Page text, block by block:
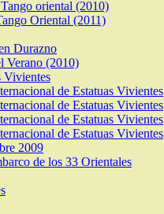
oriental (2010)
Oriental (2011)
Durazno
Verano (2010)
Vivientes
de Estatuas Vivientes
de Estatuas Vivientes
de Estatuas Vivientes
de Estatuas Vivientes
2009
de los 33 Orientales